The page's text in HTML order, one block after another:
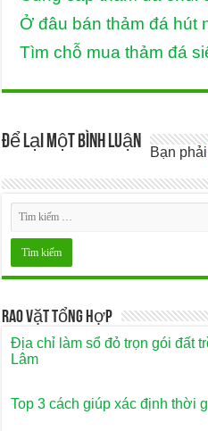
Ở đâu bán thảm đá hút
Tìm chỗ mua thảm đá
Để lại một bình luận Bạn
Rao Vặt Tổng Hợp
Địa chỉ làm sổ đỏ trọn gói đất
Lâm
Top 3 cách giúp xác định thời